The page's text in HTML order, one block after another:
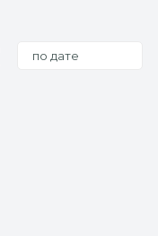
по дате